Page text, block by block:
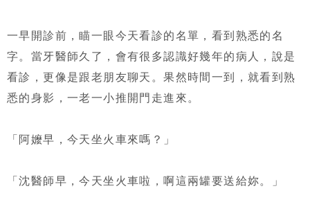
一早開診前，瞄一眼今天看診的名單，看到熟悉的名
字。當牙醫師久了，會有很多認識好幾年的病人，說是
看診，更像是跟老朋友聊天。果然時間一到，就看到熟
悉的身影，一老一小推開門走進來。
「阿嬤早，今天坐火車來嗎？」
「沈醫師早，今天坐火車啦，啊這兩罐要送給妳。」